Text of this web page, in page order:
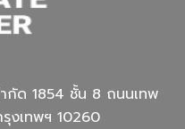
กัด 1854 ชั้น 8 ถนนเทพ
งเทพฯ 10260